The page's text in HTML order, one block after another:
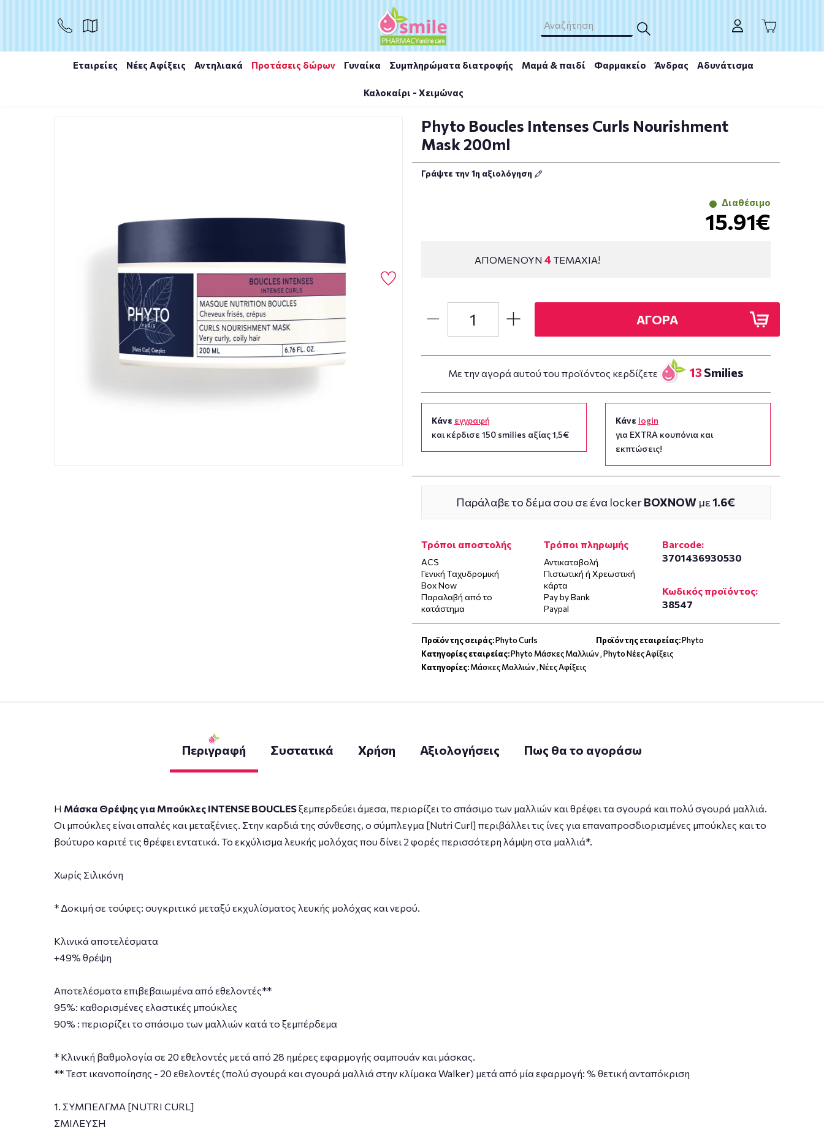
Εταιρείες Νέες Αφίξεις Αντηλιακά Προτάσεις δώρων Γυναίκα Συμπληρώματα διατροφής Μαμά & παιδί Φαρμακείο Άνδρας Αδυνάτισμα
Καλοκαίρι - Χειμώνας
Phyto Boucles Intenses Curls Nourishment Mask 200ml
ΑΓΟΡΑ
Phyto Boucles Intenses Curls Nourishment
Mask 200ml
Γράψτε την 1η αξιολόγηση
Διαθέσιμο
15.91€
ΑΠΟΜΕΝΟΥΝ4ΤΕΜΑΧΙΑ!
ΑΓΟΡΑ
Με την αγορά αυτού του προϊόντος κερδίζετε 13 Smilies
Κάνε εγγραφή
και κέρδισε 150 smilies αξίας 1,5€
Κάνε login
για EXTRA κουπόνια και
εκπτώσεις!
Παράλαβε το δέμα σου σε ένα lockerBOXNOW με1.6€
Τρόποι αποστολής
ACS
Γενική Ταχυδρομική
Box Now
Παραλαβή από το
κατάστημα
Τρόποι πληρωμής
Αντικαταβολή
Πιστωτική ή Χρεωστική
κάρτα
Pay by Bank
Paypal
Barcode:
3701436930530
Κωδικός προϊόντος:
38547
Προϊόν της σειράς:Phyto Curls Προϊόν της εταιρείας:Phyto
Κατηγορίες εταιρείας:Phyto Μάσκες Μαλλιών,Phyto Νέες Αφίξεις
Κατηγορίες:Μάσκες Μαλλιών,Νέες Αφίξεις
Περιγραφή Συστατικά Χρήση Αξιολογήσεις Πως θα το αγοράσω
Η Μάσκα Θρέψης για Μπούκλες INTENSE BOUCLESξεμπερδεύει άμεσα, περιορίζει το σπάσιμο των μαλλιών και θρέφει τα σγουρά και πολύ σγουρά μαλλιά.
Οι μπούκλες είναι απαλές και μεταξένιες. Στην καρδιά της σύνθεσης, ο σύμπλεγμα [Nutri Curl] περιβάλλει τις ίνες για επαναπροσδιορισμένες μπούκλες και το
βούτυρο καριτέ τις θρέφει εντατικά. Το εκχύλισμα λευκής μολόχας που δίνει 2 φορές περισσότερη λάμψη στα μαλλιά*.
Χωρίς Σιλικόνη
* Δοκιμή σε τούφες: συγκριτικό μεταξύ εκχυλίσματος λευκής μολόχας και νερού.
Κλινικά αποτελέσματα
+49% θρέψη
Αποτελέσματα επιβεβαιωμένα από εθελοντές**
95%: καθορισμένες ελαστικές μπούκλες
90% : περιορίζει το σπάσιμο των μαλλιών κατά το ξεμπέρδεμα
* Κλινική βαθμολογία σε 20 εθελοντές μετά από 28 ημέρες εφαρμογής σαμπουάν και μάσκας.
** Τεστ ικανοποίησης - 20 εθελοντές (πολύ σγουρά και σγουρά μαλλιά στην κλίμακα Walker) μετά από μία εφαρμογή: % θετική ανταπόκριση
1. ΣΥΜΠΕΛΓΜΑ [NUTRI CURL]
ΣΜΙΛΕΥΣΗ